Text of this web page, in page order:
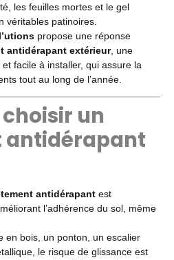
les feuilles mortes et le gel
véritables patinoires.
propose une réponse
antidérapant extérieur, une
facile à installer, qui assure la
tout au long de l’année.
un
antidérapant
antidérapant est
l’adhérence du sol, même
en bois, un ponton, un escalier
le risque de glissance est